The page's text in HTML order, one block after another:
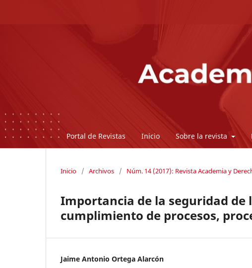
Portal de Revistas Inicio Sobre la revista
Inicio / Archivos / Núm. 14 (2017): Revista Academia y
Importancia de la seguridad de
cumplimiento de procesos,
Jaime Antonio Ortega Alarcón